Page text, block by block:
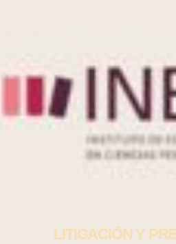
LITIGACIÓN Y